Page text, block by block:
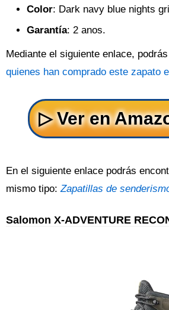
Color: Dark navy blue nights
Garantía: 2 anos.
Mediante el siguiente enlace,
quienes han comprado este zapato
En el siguiente enlace podrás
mismo tipo:Zapatillas de
Salomon X-ADVENTURE